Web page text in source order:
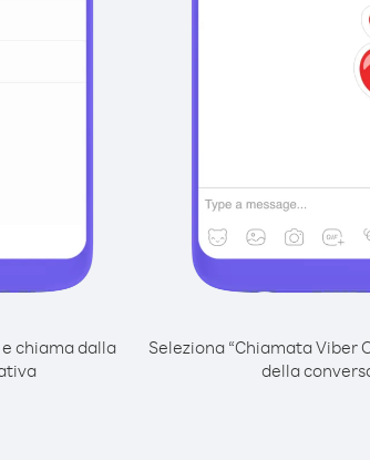
chiama dalla
Seleziona “Chiamata Viber
della